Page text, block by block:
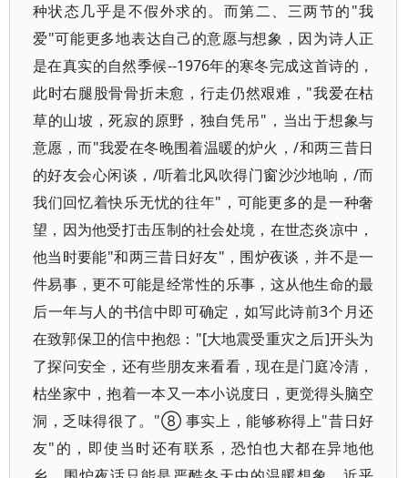
种状态几乎是不假外求的。而第二、三两节的"我
爱"可能更多地表达自己的意愿与想象，因为诗人正
是在真实的自然季候--1976年的寒冬完成这首诗的，
此时右腿股骨骨折未愈，行走仍然艰难，"我爱在枯
草的山坡，死寂的原野，独自凭吊"，当出于想象与
意愿，而"我爱在冬晚围着温暖的炉火，/和两三昔日
的好友会心闲谈，/听着北风吹得门窗沙沙地响，/而
我们回忆着快乐无忧的往年"，可能更多的是一种奢
望，因为他受打击压制的社会处境，在世态炎凉中，
他当时要能"和两三昔日好友"，围炉夜谈，并不是一
件易事，更不可能是经常性的乐事，这从他生命的最
后一年与人的书信中即可确定，如写此诗前3个月还
在致郭保卫的信中抱怨："[大地震受重灾之后]开头为
了探问安全，还有些朋友来看看，现在是门庭冷清，
枯坐家中，抱着一本又一本小说度日，更觉得头脑空
洞，乏味得很了。"⑧ 事实上，能够称得上"昔日好
友"的，即使当时还有联系，恐怕也大都在异地他